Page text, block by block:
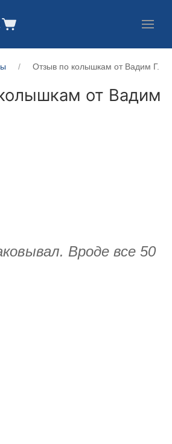
Отзыв по колышкам от Вадим Г.
от Вадим
Вроде все 50